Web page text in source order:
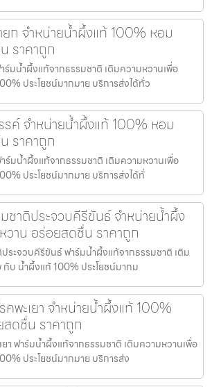
ก จำหน่ายน้ำผึ้งแท้ 100% หอม
ราคาถูก
มน้ำผึ้งแท้จากธรรมชาติ เติมความหวานเพื่อ
ประโยชน์มากมาย บริการส่งได้ทั่ว
ค์ จำหน่ายน้ำผึ้งแท้ 100% หอม
ราคาถูก
มน้ำผึ้งแท้จากธรรมชาติ เติมความหวานเพื่อ
ประโยชน์มากมาย บริการส่งได้ทั่
ชาติประจวบคีรีขันธ์ จำหน่ายน้ำผึ้ง
าน อร่อยสดชื่น ราคาถูก
ระจวบคีรีขันธ์ ฟาร์มน้ำผึ้งแท้จากธรรมชาติ เติม
บ น้ำผึ้งแท้ 100% ประโยชน์มากม
คพะเยา จำหน่ายน้ำผึ้งแท้ 100%
ดชื่น ราคาถูก
ยา ฟาร์มน้ำผึ้งแท้จากธรรมชาติ เติมความหวานเพื่อ
ประโยชน์มากมาย บริการส่ง